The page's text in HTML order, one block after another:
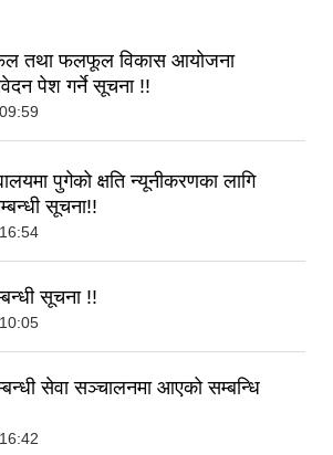
तथा फलफूल विकास आयोजना
पेश गर्ने सूचना !!
पुगेको क्षति न्यूनीकरणका लागि
सूचना!!
सूचना !!
सेवा सञ्चालनमा आएको सम्बन्धि